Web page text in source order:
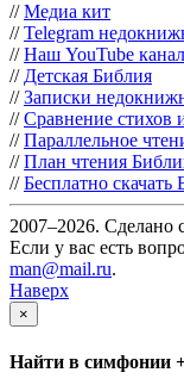
// Медиа кит
// Telegram
// Наш YouTube канал
// Детская Библия
// Записки
// Сравнение стихов
// Параллельное
// План чтения
// Бесплатно
2007–2026.
Если у вас есть
man@mail.ru.
Наверх
×
Найти в симфонии